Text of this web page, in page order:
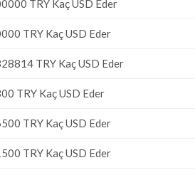
TRY Kaç USD Eder
TRY Kaç USD Eder
TRY Kaç USD Eder
TRY Kaç USD Eder
TRY Kaç USD Eder
TRY Kaç USD Eder